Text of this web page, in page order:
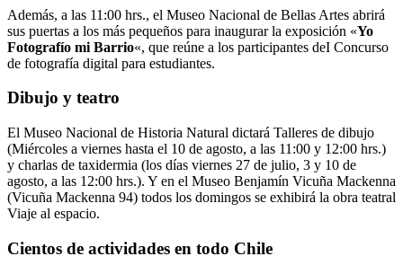
Además, a las 11:00 hrs., el Museo Nacional de Bellas Artes abrirá
sus puertas a los más pequeños para inaugurar la exposición «Yo
Fotografío mi Barrio«, que reúne a los participantes deI Concurso
de fotografía digital para estudiantes.
Dibujo y teatro
El Museo Nacional de Historia Natural dictará Talleres de dibujo
(Miércoles a viernes hasta el 10 de agosto, a las 11:00 y 12:00 hrs.)
y charlas de taxidermia (los días viernes 27 de julio, 3 y 10 de
agosto, a las 12:00 hrs.). Y en el Museo Benjamín Vicuña Mackenna
(Vicuña Mackenna 94) todos los domingos se exhibirá la obra teatral
Viaje al espacio.
Cientos de actividades en todo Chile